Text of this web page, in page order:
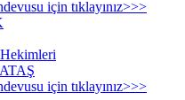
için tıklayınız>>>
için tıklayınız>>>